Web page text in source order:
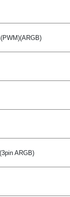
ARGB)